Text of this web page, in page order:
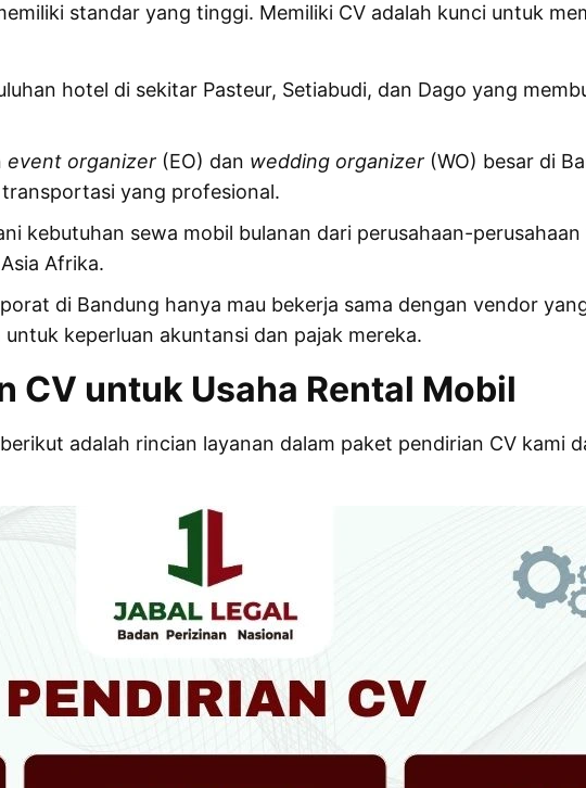
standar yang tinggi. Memiliki CV adalah kunci untuk
hotel di sekitar Pasteur, Setiabudi, dan Dago yang
event organizer(EO) dan wedding organizer(WO) besar di
yang profesional.
kebutuhan sewa mobil bulanan dari perusahaan-
Afrika.
di Bandung hanya mau bekerja sama dengan vendor
keperluan akuntansi dan pajak mereka.
CV untuk Usaha Rental Mobil
adalah rincian layanan dalam paket pendirian CV kami